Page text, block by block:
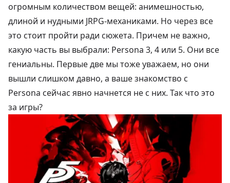
огромным количеством вещей: анимешностью,
длиной и нудными JRPG-механиками. Но через все
это стоит пройти ради сюжета. Причем не важно,
какую часть вы выбрали: Persona 3, 4 или 5. Они все
гениальны. Первые две мы тоже уважаем, но они
вышли слишком давно, а ваше знакомство с
Persona сейчас явно начнется не с них. Так что это
за игры?